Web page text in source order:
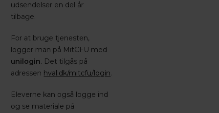
udsendelser en del år
tilbage.
For at bruge tjenesten,
logger man på MitCFU med
unilogin. Det tilgås på
adressen hval.dk/mitcfu/login.
Eleverne kan også logge ind
og se materiale på